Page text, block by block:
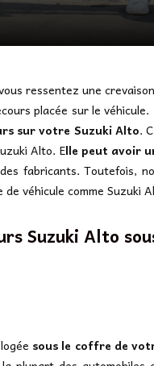
ressentez une
placée sur le
sur votre Suzuki Alto.
Alto. Elle peut avoir
fabricants. Toutefois,
véhicule comme Suzuki
Suzuki Alto
sous le coffre de